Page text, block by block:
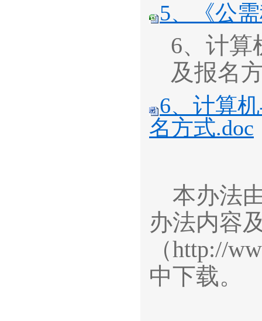
5、《公
6、计算
及报名
6、计算
名方式.doc
本办法
办法内容
（http://
中下载。